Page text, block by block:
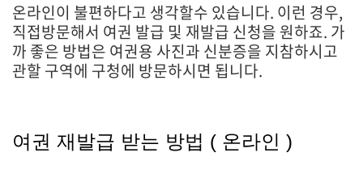
온라인이 불편하다고 생각할수 있습니다. 이런 경우,
직접방문해서 여권 발급 및 재발급 신청을 원하죠. 가
까 좋은 방법은 여권용 사진과 신분증을 지참하시고
관할 구역에 구청에 방문하시면 됩니다.
여권 재발급 받는 방법 ( 온라인 )